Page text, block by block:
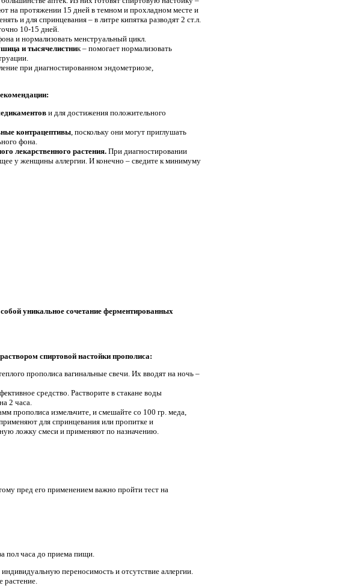
на протяжении 15 дней в темном и прохладном месте и
и для спринцевания – в литре кипятка разводят 2 ст.л.
10-15 дней.
и нормализовать менструальный цикл.
и тысячелистник – помогает нормализовать
при диагностированном эндометриозе,
и для достижения положительного
контрацептивы , поскольку они могут приглушать
фона.
лекарственного растения. При диагностировании
у женщины аллергии. И конечно – сведите к минимуму
уникальное сочетание ферментированных
спиртовой настойки прополиса:
прополиса вагинальные свечи. Их вводят на ночь –
средство. Растворите в стакане воды
2 часа.
прополиса измельчите, и смешайте со 100 гр. меда,
для спринцевания или пропитке и
ложку смеси и применяют по назначению.
пред его применением важно пройти тест на
пол часа до приема пищи.
переносимость и отсутствие аллергии.
растение.